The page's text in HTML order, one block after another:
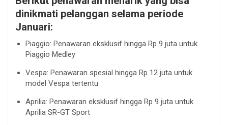
dinikmati pelanggan selama periode
Januari:
Piaggio: Penawaran eksklusif hingga Rp 9 juta untuk
Piaggio Medley
Vespa: Penawaran spesial hingga Rp 12 juta untuk
model Vespa tertentu
Aprilia: Penawaran eksklusif hingga Rp 9 juta untuk
Aprilia SR-GT Sport